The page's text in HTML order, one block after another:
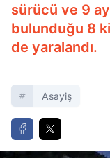
sürücü ve 9
bulunduğu 8
de yaralandı.
Asayiş